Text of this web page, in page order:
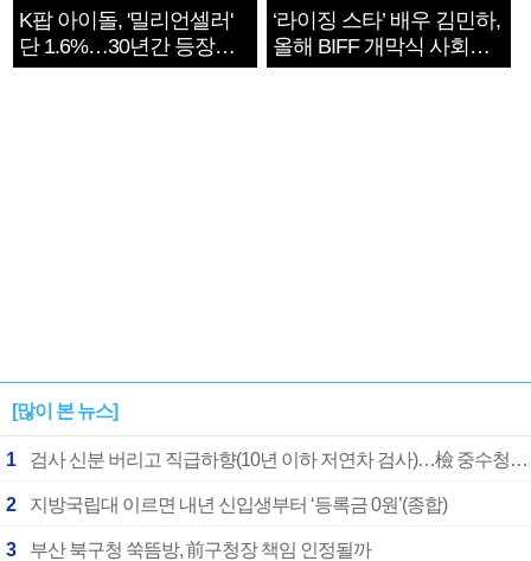
K팝 아이돌, '밀리언셀러'
단 1.6%…30년간 등장
1182개팀 전수조사
‘라이징 스타’ 배우 김민하,
올해 BIFF 개막식 사회자
확정
[많이 본 뉴스]
1 검사 신분 버리고 직급하향(10년 이하 저연차 검사)…檢 중수청행 기피
2 지방국립대 이르면 내년 신입생부터 ‘등록금 0원’(종합)
3 부산 북구청 쑥뜸방, 前구청장 책임 인정될까